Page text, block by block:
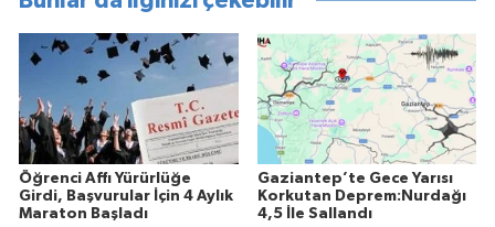
Öğrenci Affı Yürürlüğe
Girdi, Başvurular İçin 4 Aylık
Maraton Başladı
Gaziantep’te Gece Yarısı
Korkutan Deprem:Nurdağı
4,5 İle Sallandı